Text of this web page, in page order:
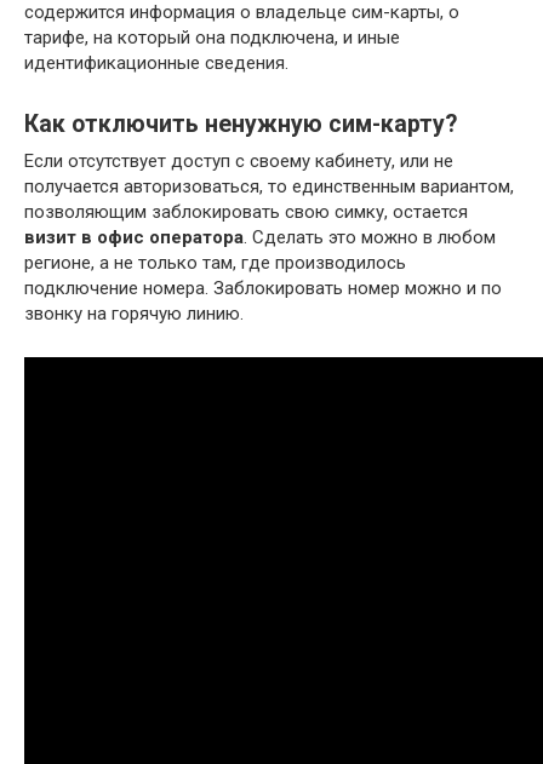
содержится информация о владельце сим-карты, о
тарифе, на который она подключена, и иные
идентификационные сведения.
Как отключить ненужную сим-карту?
Если отсутствует доступ с своему кабинету, или не
получается авторизоваться, то единственным вариантом,
позволяющим заблокировать свою симку, остается
визит в офис оператора. Сделать это можно в любом
регионе, а не только там, где производилось
подключение номера. Заблокировать номер можно и по
звонку на горячую линию.